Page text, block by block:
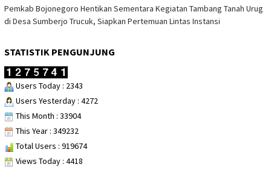
Pemkab Bojonegoro Hentikan Sementara Kegiatan Tambang Tanah Urug
di Desa Sumberjo Trucuk, Siapkan Pertemuan Lintas Instansi
STATISTIK PENGUNJUNG
Users Today : 2343
Users Yesterday : 4272
This Month : 33904
This Year : 349232
Total Users : 919674
Views Today : 4418